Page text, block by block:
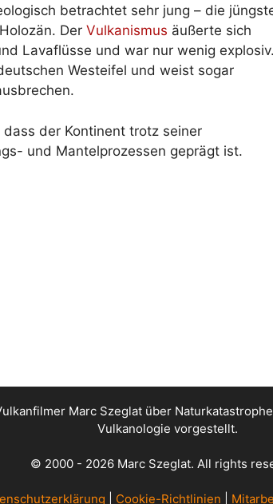
betrachtet sehr jung – die
Der Vulkanismus äußerte sich
Lavaflüsse und war nur wenig explosiv.
Westeifel und weist sogar
der Kontinent trotz seiner
und Mantelprozessen geprägt ist.
Marc Szeglat über
Vulkanologie vorgestellt.
© 2000 - 2026 Marc Szeglat. All rights
Cookie-Richtlinien